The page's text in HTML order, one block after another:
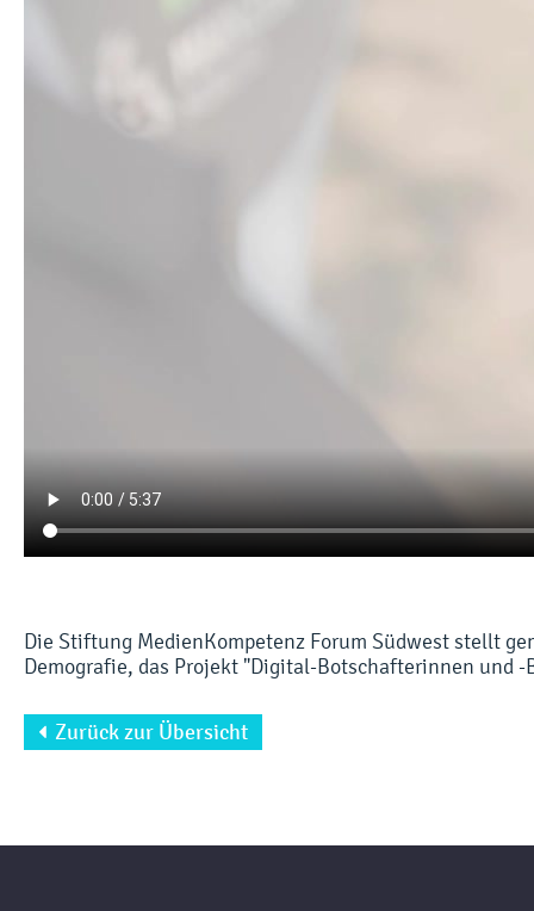
Die Stiftung MedienKompetenz Forum Südwest stellt
Demografie, das Projekt "Digital-Botschafterinnen und
Zurück zur Übersicht